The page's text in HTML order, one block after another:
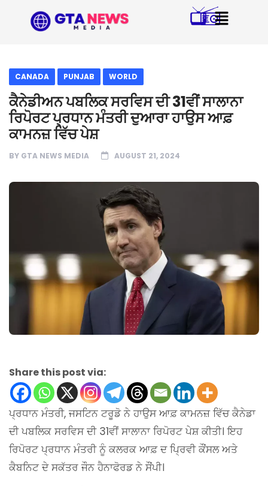
CANADA PUNJAB WORLD
ਕੈਨੇਡੀਅਨ ਪਬਲਿਕ ਸਰਵਿਸ ਦੀ 31ਵੀਂ ਸਾਲਾਨਾ
ਰਿਪੋਰਟ ਪ੍ਰਧਾਨ ਮੰਤਰੀ ਦੁਆਰਾ ਹਾਉਸ ਆਫ਼
ਕਾਮਨਜ਼ ਵਿੱਚ ਪੇਸ਼
BY GTA NEWS MEDIA AUGUST 21, 2024
Share this post via:
ਪ੍ਰਧਾਨ ਮੰਤਰੀ, ਜਸਟਿਨ ਟਰੂਡੋ ਨੇ ਹਾਉਸ ਆਫ਼ ਕਾਮਨਜ਼ ਵਿੱਚ ਕੈਨੇਡਾ
ਦੀ ਪਬਲਿਕ ਸਰਵਿਸ ਦੀ 31ਵੀਂ ਸਾਲਾਨਾ ਰਿਪੋਰਟ ਪੇਸ਼ ਕੀਤੀ। ਇਹ
ਰਿਪੋਰਟ ਪ੍ਰਧਾਨ ਮੰਤਰੀ ਨੂੰ ਕਲਰਕ ਆਫ਼ ਦ ਪ੍ਰਿਵੀ ਕੌਂਸਲ ਅਤੇ
ਕੈਬਨਿਟ ਦੇ ਸਕੱਤਰ ਜੌਨ ਹੈਨਾਫੋਰਡ ਨੇ ਸੌਂਪੀ।